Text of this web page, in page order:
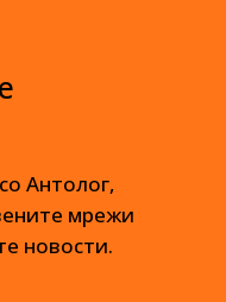
Антолог,
мрежи
новости.